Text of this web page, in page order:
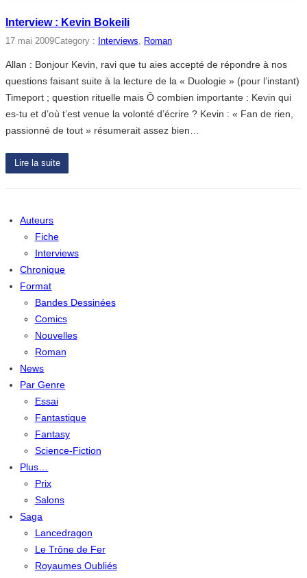
Interview : Kevin Bokeili
17 mai 2009Category : Interviews, Roman
Allan : Bonjour Kevin, ravi que tu aies accepté de répondre à nos
questions faisant suite à la lecture de la « Duologie » (pour l’instant)
Timeport ; question rituelle mais Ô combien importante : Kevin qui
es-tu et d’où t’est venue la volonté d’écrire ? Kevin : « Fan de rien,
passionné de tout » résumerait assez bien…
Lire la suite
Auteurs
Fiche
Interviews
Chronique
Format
Bandes Dessinées
Comics
Nouvelles
Roman
News
Par Genre
Essai
Fantastique
Fantasy
Science-Fiction
Plus…
Prix
Salons
Saga
Lancedragon
Le Trône de Fer
Royaumes Oubliés